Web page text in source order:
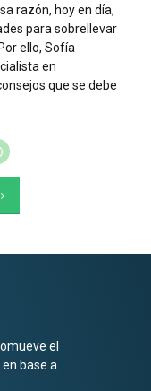
razón, hoy en día,
para sobrellevar
ello, Sofía
en
que se debe
el
base a